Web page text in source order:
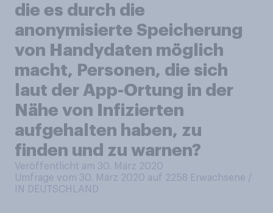
die es durch die
anonymisierte Speicherung
von Handydaten möglich
macht, Personen, die sich
laut der App-Ortung in der
Nähe von Infizierten
aufgehalten haben, zu
finden und zu warnen?
Veröffentlicht am 30. März 2020
Umfrage vom 30. März 2020 auf 2258 Erwachsene /
IN DEUTSCHLAND